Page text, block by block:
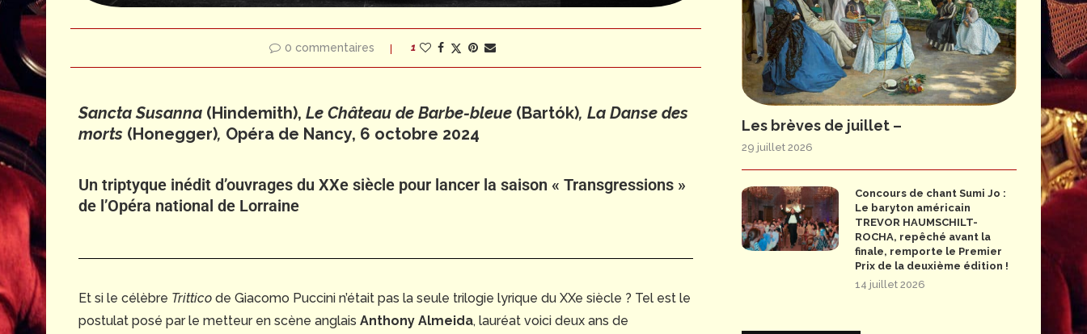
0 commentaires 1
Sancta Susanna (Hindemith), Le Château de Barbe-bleue (Bartók), La Danse des
morts (Honegger), Opéra de Nancy, 6 octobre 2024
Un triptyque inédit d’ouvrages du XXe siècle pour lancer la saison « Transgressions »
de l’Opéra national de Lorraine
Et si le célèbre Trittico de Giacomo Puccini n’était pas la seule trilogie lyrique du XXe siècle ? Tel est le
postulat posé par le metteur en scène anglais Anthony Almeida, lauréat voici deux ans de
Les brèves de juillet –
29 juillet 2026
Concours de chant Sumi Jo :
Le baryton américain
TREVOR HAUMSCHILT-
ROCHA, repêché avant la
finale, remporte le Premier
Prix de la deuxième édition !
14 juillet 2026